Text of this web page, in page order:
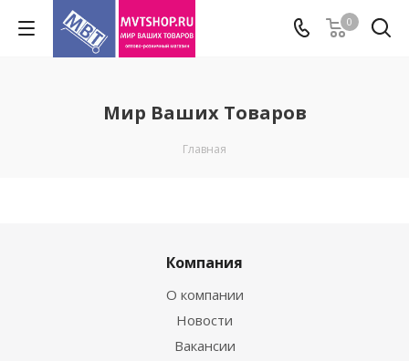
0
Мир Ваших Товаров
Главная
Компания
О компании
Новости
Вакансии